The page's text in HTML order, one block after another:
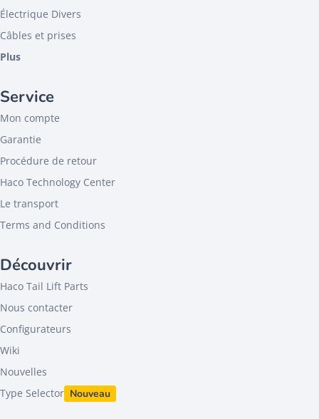
Électrique Divers
Câbles et prises
Plus
Service
Mon compte
Garantie
Procédure de retour
Haco Technology Center
Le transport
Terms and Conditions
Découvrir
Haco Tail Lift Parts
Nous contacter
Configurateurs
Wiki
Nouvelles
Type Selector Nouveau